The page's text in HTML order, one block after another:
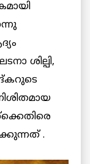
ശില്പി,
.